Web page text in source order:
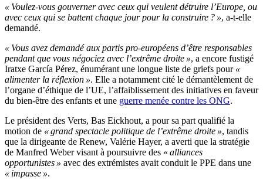
« Voulez-vous gouverner avec ceux qui veulent détruire l’Europe, ou
avec ceux qui se battent chaque jour pour la construire ? », a-t-elle
demandé.
« Vous avez demandé aux partis pro-européens d’être responsables
pendant que vous négociez avec l’extrême droite », a encore fustigé
Iratxe García Pérez, énumérant une longue liste de griefs pour«
alimenter la réflexion ». Elle a notamment cité le démantèlement de
l’organe d’éthique de l’UE, l’affaiblissement des initiatives en faveur
du bien-être des enfants et une guerre menée contre les ONG.
Le président des Verts, Bas Eickhout, a pour sa part qualifié la
motion de « grand spectacle politique de l’extrême droite », tandis
que la dirigeante de Renew, Valérie Hayer, a averti que la stratégie
de Manfred Weber visant à poursuivre des « alliances
opportunistes » avec des extrémistes avait conduit le PPE dans une
« impasse ».